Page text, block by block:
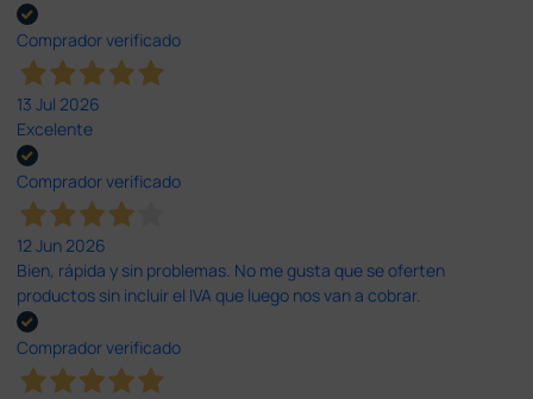
Comprador verificado
13 Jul 2026
Excelente
Comprador verificado
12 Jun 2026
Bien, rápida y sin problemas. No me gusta que se oferten
productos sin incluir el IVA que luego nos van a cobrar.
Comprador verificado